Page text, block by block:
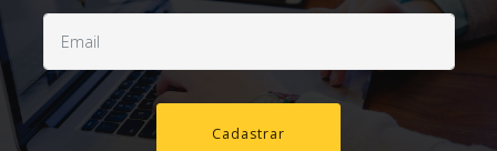
Cadastrar